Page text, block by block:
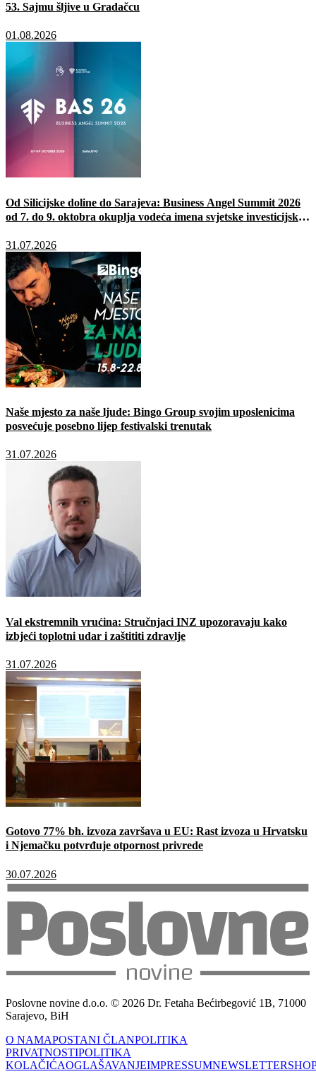
53. Sajmu šljive u Gradačcu
01.08.2026
Od Silicijske doline do Sarajeva: Business Angel Summit 2026
od 7. do 9. oktobra okuplja vodeća imena svjetske investicijske
31.07.2026
Naše mjesto za naše ljude: Bingo Group svojim uposlenicima
posvećuje posebno lijep festivalski trenutak
31.07.2026
Val ekstremnih vrućina: Stručnjaci INZ upozoravaju kako
izbjeći toplotni udar i zaštititi zdravlje
31.07.2026
Gotovo 77% bh. izvoza završava u EU: Rast izvoza u Hrvatsku
i Njemačku potvrđuje otpornost privrede
30.07.2026
Poslovne novine d.o.o. © 2026 Dr. Fetaha Bećirbegović 1B, 71000
Sarajevo, BiH
O NAMAPOSTANI ČLANPOLITIKA
PRIVATNOSTIPOLITIKA
KOLAČIĆAOGLAŠAVANJEIMPRESSUMNEWSLETTER